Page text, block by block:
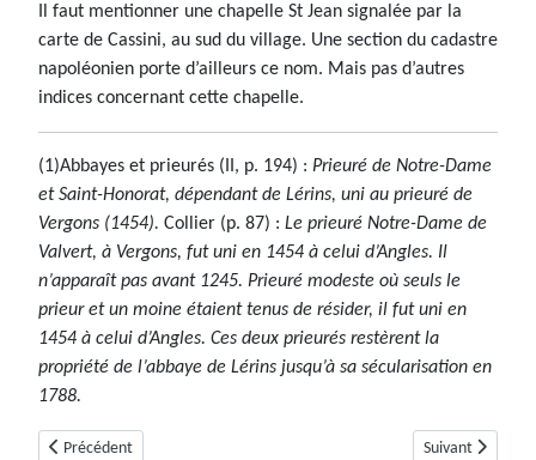
Il faut mentionner une chapelle St Jean signalée par la
carte de Cassini, au sud du village. Une section du cadastre
napoléonien porte d’ailleurs ce nom. Mais pas d’autres
indices concernant cette chapelle.
(1)Abbayes et prieurés (II, p. 194) : Prieuré de Notre-Dame
et Saint-Honorat, dépendant de Lérins, uni au prieuré de
Vergons (1454). Collier (p. 87) : Le prieuré Notre-Dame de
Valvert, à Vergons, fut uni en 1454 à celui d’Angles. Il
n’apparaît pas avant 1245. Prieuré modeste où seuls le
prieur et un moine étaient tenus de résider, il fut uni en
1454 à celui d’Angles. Ces deux prieurés restèrent la
propriété de l’abbaye de Lérins jusqu’à sa sécularisation en
1788.
Article précédent : Allos (04)
Précédent Article suivant :
Suivant